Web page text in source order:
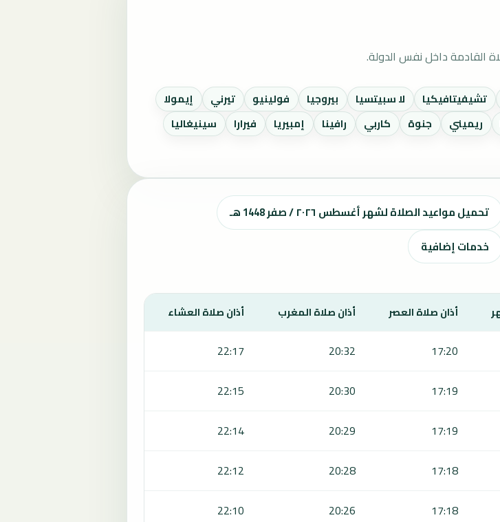
القادمة داخل نفس الدولة.
تشيفيتافيكيا لا سبيتسيا بيروجيا فولينيو تيرني
إيمولا
ريميني جنوة كاربي رافينا إمبيريا فيرارا
سينيغاليا
تحميل مواعيد الصلاة لشهر أغسطس ٢٠٢٦ / صفر 1448 هـ
خدمات إضافية
أذان صلاة العصر أذان صلاة المغرب أذان صلاة العشاء
17:20
20:32
22:17
17:19
20:30
22:15
17:19
20:29
22:14
17:18
20:28
22:12
17:18
20:26
22:10